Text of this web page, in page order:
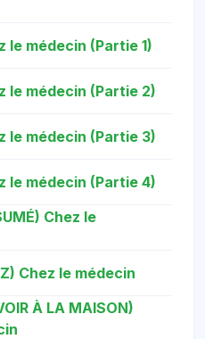
le médecin (Partie 1)
le médecin (Partie 2)
le médecin (Partie 3)
le médecin (Partie 4)
Chez le
Chez le médecin
À LA MAISON)